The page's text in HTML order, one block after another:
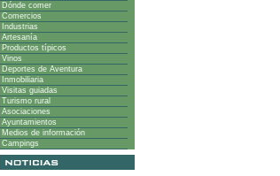
Dónde comer
Comercios
Industrias
Artesanía
Productos típicos
Vinos
Deportes de Aventura
Inmobiliaria
Visitas guiadas
Turismo rural
Asociaciones
Ayuntamientos
Medios de información
Campings